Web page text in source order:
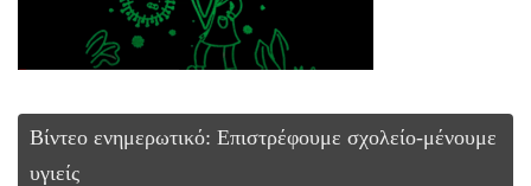
Βίντεο ενημερωτικό: Επιστρέφουμε σχολείο-μένουμε
υγιείς